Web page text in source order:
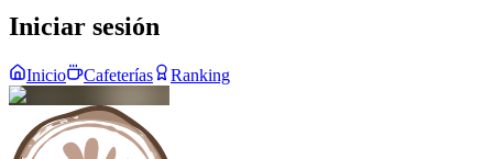
Iniciar sesión
Inicio Cafeterías Ranking